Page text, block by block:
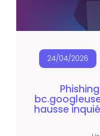
24/04/2026
hausse